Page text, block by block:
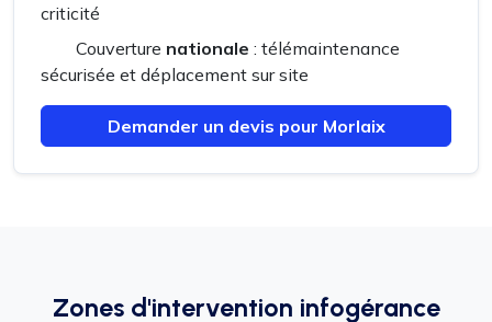
criticité
Couverture nationale : télémaintenance
sécurisée et déplacement sur site
Demander un devis pour Morlaix
Zones d'intervention infogérance